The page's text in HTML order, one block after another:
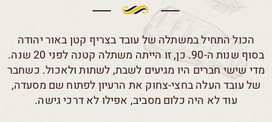
הכול התחיל במשתלה של עובד בצריף קטן באור יהודה
בסוף שנות ה-90. כן, זו הייתה משתלה קטנה לפני 20 שנה.
מדי שישי חברים היו מגיעים לשבת, לשתות ולאכול. כשחבר
של עובד העלה בחצי-צחוק את הרעיון לפתוח שם מסעדה,
עוד לא היה כלום מסביב, אפילו לא דרכי גישה.